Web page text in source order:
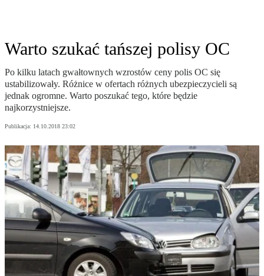
Warto szukać tańszej polisy OC
Po kilku latach gwałtownych wzrostów ceny polis OC się
ustabilizowały. Różnice w ofertach różnych ubezpieczycieli są
jednak ogromne. Warto poszukać tego, które będzie
najkorzystniejsze.
Publikacja: 14.10.2018 23:02